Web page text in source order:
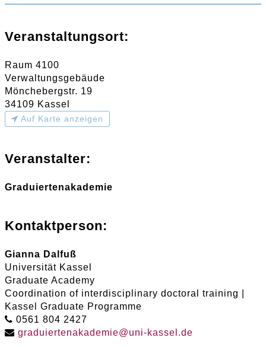
Veranstaltungsort:
Raum 4100
Verwaltungsgebäude
Mönchebergstr. 19
34109 Kassel
Auf Karte anzeigen
Veranstalter:
Graduiertenakademie
Kontaktperson:
Gianna Dalfuß
Universität Kassel
Graduate Academy
Coordination of interdisciplinary doctoral training |
Kassel Graduate Programme
0561 804 2427
graduiertenakademie@uni-kassel .de